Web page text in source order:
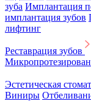
зуба Имплантация
имплантация зубов
лифтинг
Реставрация зубов
Эстетическая
Виниры